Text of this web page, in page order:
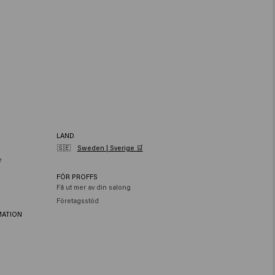
LAND
🇸🇪
Sweden | Sverige 🛒
FÖR PROFFS
Få ut mer av din salong
Företagsstöd